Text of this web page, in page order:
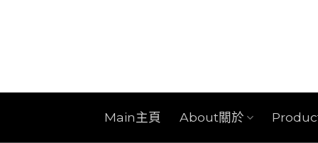
Main主頁 About關於